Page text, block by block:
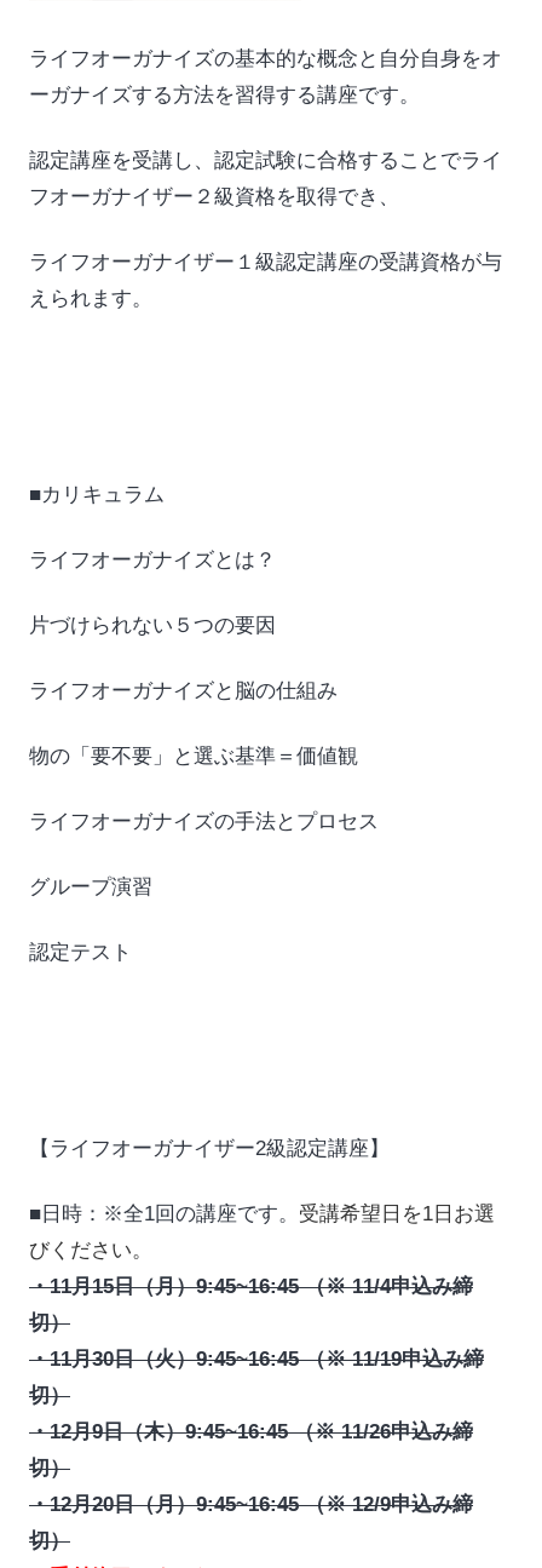
ライフオーガナイズの基本的な概念と自分自身をオ
ーガナイズする方法を習得する講座です。
認定講座を受講し、認定試験に合格することでライ
フオーガナイザー２級資格を取得でき、
ライフオーガナイザー１級認定講座の受講資格が与
えられます。
■カリキュラム
ライフオーガナイズとは？
片づけられない５つの要因
ライフオーガナイズと脳の仕組み
物の「要不要」と選ぶ基準＝価値観
ライフオーガナイズの手法とプロセス
グループ演習
認定テスト
【ライフオーガナイザー2級認定講座】
■日時：※全1回の講座です。 受講希望日を1日お選
びください。
・11月15日（月）9:45~16:45 （※ 11/4申込み締
切）
・11月30日（火）9:45~16:45 （※ 11/19申込み締
切）
・12月9日（木）9:45~16:45 （※ 11/26申込み締
切）
・12月20日（月）9:45~16:45 （※ 12/9申込み締
切）